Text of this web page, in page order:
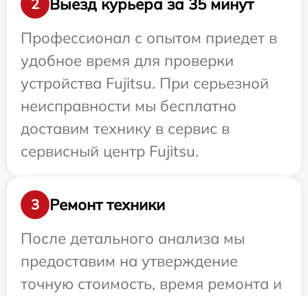
2
Профессионал с опытом приедет в
удобное время для проверки
устройства Fujitsu. При серьезной
неисправности мы бесплатно
доставим технику в сервис в
сервисный центр Fujitsu.
3
Ремонт техники
После детального анализа мы
предоставим на утверждение
точную стоимость, время ремонта и